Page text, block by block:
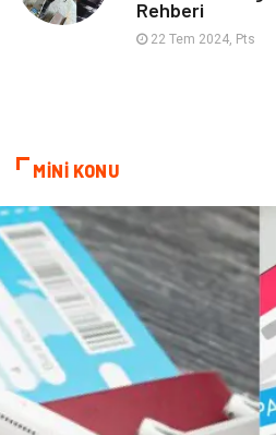
Evlilik Rehberi
Şile Bezi
Çocuk Psikolojisi
Rehberi
22 Tem 2024, Pts
MİNİ KONU